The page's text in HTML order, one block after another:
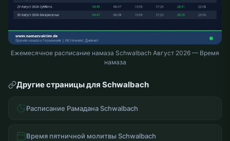
Ежемесячное расписание намаза Schwalbach Август 2026 — Время
намаза
Другие страницы для Schwalbach
Расписание Рамадана Schwalbach
Время пятничной молитвы Schwalbach